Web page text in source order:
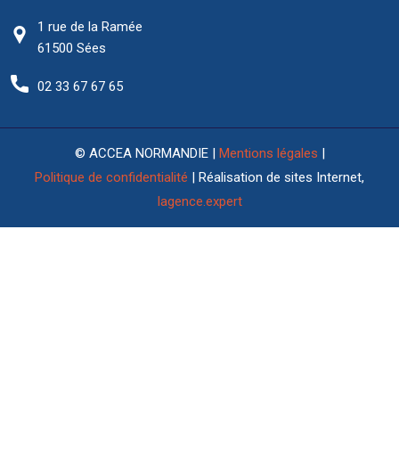
1 rue de la Ramée
61500 Sées
02 33 67 67 65
© ACCEA NORMANDIE | Mentions légales |
Politique de confidentialité | Réalisation de sites Internet,
lagence.expert